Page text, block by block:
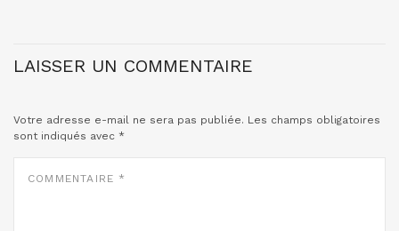
LAISSER UN COMMENTAIRE
Votre adresse e-mail ne sera pas publiée. Les champs obligatoires
sont indiqués avec *